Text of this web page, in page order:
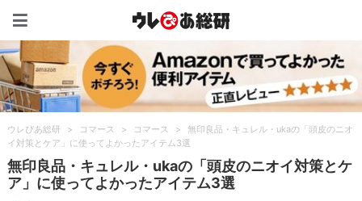
ウレぴあ総研 > コマース > コマース >
無印良品・キュレル・ukaの「頭皮のニオ
イ対策とケア」に使ってよかったアイテム3選
無印良品・キュレル・ukaの「頭皮のニオイ対策とケ
ア」に使ってよかったアイテム3選